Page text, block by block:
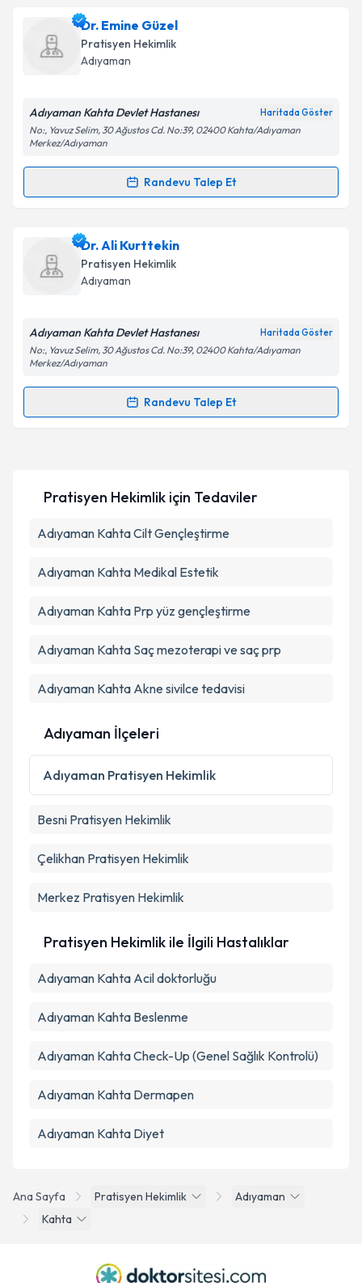
Dr. Abdullah Emre Yurttutan
talebi oluşturun. Size bu uzmandan randevu almanız
için bir takvim hazırlandığında e-posta ile
bilgilendireceğiz.
Kişisel verilerimin işlenmesine ilişkin
Metni'ni okudum ve kişisel verilerimin belirtilen
Takvim Talebini Gönder
Dr. Emine Güzel
Pratisyen Hekimlik
Adıyaman
Adıyaman Kahta Devlet Hastanesı Haritada Göster
No:, Yavuz Selim, 30 Ağustos Cd. No:39, 02400 Kahta/Adıyaman
Merkez/Adıyaman
Randevu Talep Et
Randevu Takvimi Talebi
Dr. Emine Güzeliçin randevu takvimi talebi
oluşturun. Size bu uzmandan randevu almanız için bir
takvim hazırlandığında e-posta ile bilgilendireceğiz.
Kişisel verilerimin işlenmesine ilişkinAydınlatma
'ni okudum ve kişisel verilerimin belirtilen
kapsamda işlenmesini kabul ediyorum.
Dr. Ali Kurttekin
Pratisyen Hekimlik
Adıyaman
Adıyaman Kahta Devlet Hastanesı Haritada Göster
No:, Yavuz Selim, 30 Ağustos Cd. No:39, 02400 Kahta/Adıyaman
Merkez/Adıyaman
Randevu Talep Et
Randevu Takvimi Talebi
hazırlandığında e-posta ile bilgilendireceğiz.
E-posta Adresiniz
Kişisel verilerimin işlenmesine ilişkin
Takvim Talebini Gönder
Ana Sayfa Pratisyen Hekimlik
Adıyaman
Kahta
Pratisyen Hekimlik için Tedaviler
Adıyaman Kahta Cilt Gençleştirme
Adıyaman Kahta Medikal Estetik
Adıyaman Kahta Prp yüz gençleştirme
Adıyaman Kahta Saç mezoterapi ve saç prp
Adıyaman Kahta Akne sivilce tedavisi
Adıyaman İlçeleri
Adıyaman Pratisyen Hekimlik
Besni Pratisyen Hekimlik
Çelikhan Pratisyen Hekimlik
Merkez Pratisyen Hekimlik
Pratisyen Hekimlik ile İlgili Hastalıklar
Adıyaman Kahta Acil doktorluğu
Adıyaman Kahta Beslenme
Adıyaman Kahta Check-Up (Genel Sağlık Kontrolü)
Adıyaman Kahta Dermapen
Adıyaman Kahta Diyet